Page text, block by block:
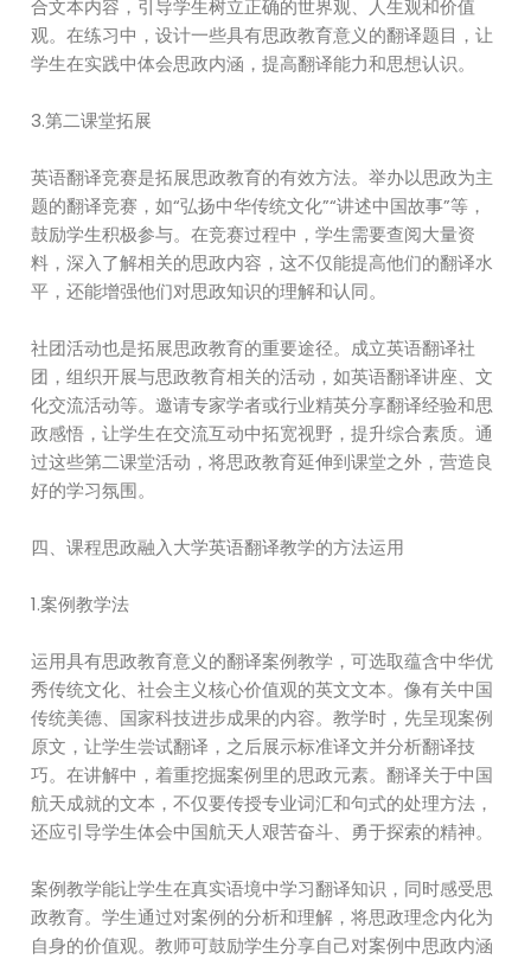
合文本内容，引导学生树立正确的世界观、人生观和价值
观。在练习中，设计一些具有思政教育意义的翻译题目，让
学生在实践中体会思政内涵，提高翻译能力和思想认识。
3.第二课堂拓展
英语翻译竞赛是拓展思政教育的有效方法。举办以思政为主
题的翻译竞赛，如“弘扬中华传统文化”“讲述中国故事”等，
鼓励学生积极参与。在竞赛过程中，学生需要查阅大量资
料，深入了解相关的思政内容，这不仅能提高他们的翻译水
平，还能增强他们对思政知识的理解和认同。
社团活动也是拓展思政教育的重要途径。成立英语翻译社
团，组织开展与思政教育相关的活动，如英语翻译讲座、文
化交流活动等。邀请专家学者或行业精英分享翻译经验和思
政感悟，让学生在交流互动中拓宽视野，提升综合素质。通
过这些第二课堂活动，将思政教育延伸到课堂之外，营造良
好的学习氛围。
四、课程思政融入大学英语翻译教学的方法运用
1.案例教学法
运用具有思政教育意义的翻译案例教学，可选取蕴含中华优
秀传统文化、社会主义核心价值观的英文文本。像有关中国
传统美德、国家科技进步成果的内容。教学时，先呈现案例
原文，让学生尝试翻译，之后展示标准译文并分析翻译技
巧。在讲解中，着重挖掘案例里的思政元素。翻译关于中国
航天成就的文本，不仅要传授专业词汇和句式的处理方法，
还应引导学生体会中国航天人艰苦奋斗、勇于探索的精神。
案例教学能让学生在真实语境中学习翻译知识，同时感受思
政教育。学生通过对案例的分析和理解，将思政理念内化为
自身的价值观。教师可鼓励学生分享自己对案例中思政内涵